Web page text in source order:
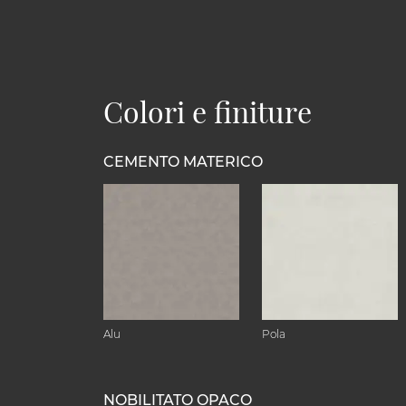
Colori e finiture
CEMENTO MATERICO
Alu Pola
NOBILITATO OPACO